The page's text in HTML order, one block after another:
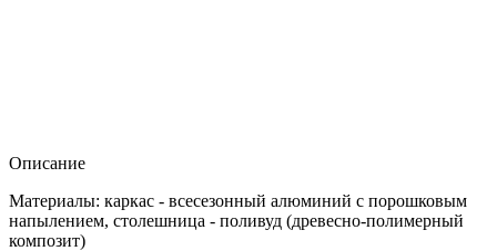
Описание
Материалы: каркас - всесезонный алюминий с порошковым
напылением, столешница - поливуд (древесно-полимерный
композит)